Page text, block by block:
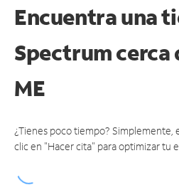
Encuentra una
Spectrumcerca
ME
¿Tienes poco tiempo? Simplemente,
clic en "Hacer cita" para optimizar tu